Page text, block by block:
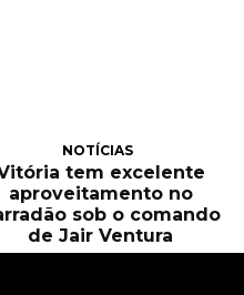
NOTÍCIAS
tem excelente
aproveitamento no
sob o comando
de Jair Ventura